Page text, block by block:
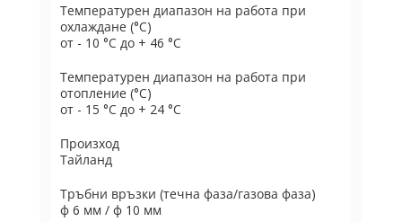
Температурен диапазон на работа при
охлаждане (°C)
от - 10 °C до + 46 °C
Температурен диапазон на работа при
отопление (°C)
от - 15 °C до + 24 °C
Произход
Тайланд
Тръбни връзки (течна фаза/газова фаза)
ф 6 мм / ф 10 мм